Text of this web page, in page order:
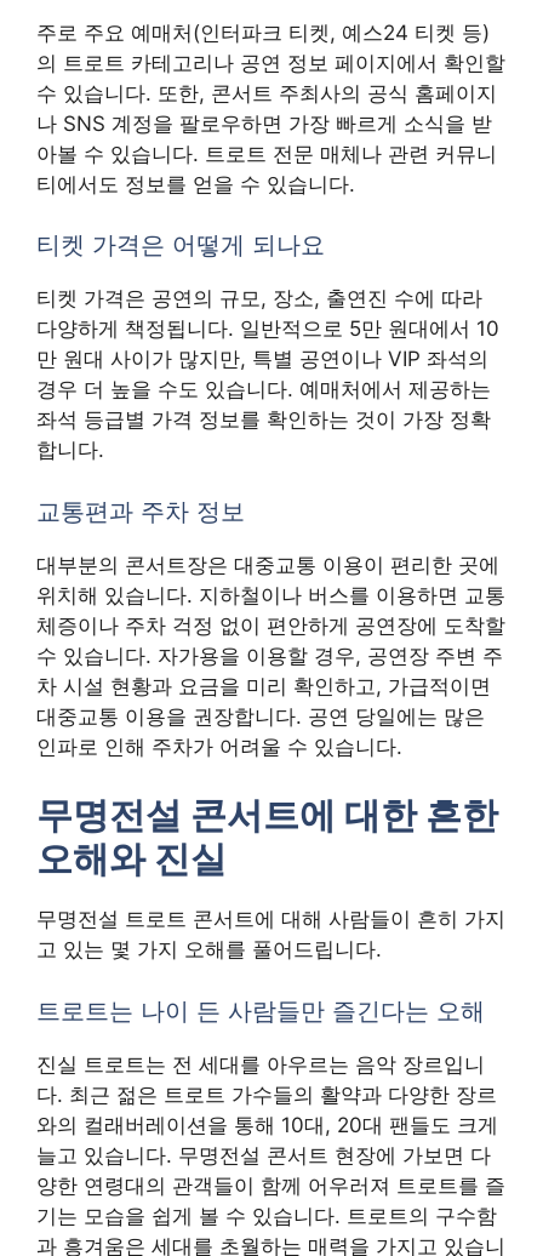
주로 주요 예매처(인터파크 티켓, 예스24 티켓 등)
의 트로트 카테고리나 공연 정보 페이지에서 확인할
수 있습니다. 또한, 콘서트 주최사의 공식 홈페이지
나 SNS 계정을 팔로우하면 가장 빠르게 소식을 받
아볼 수 있습니다. 트로트 전문 매체나 관련 커뮤니
티에서도 정보를 얻을 수 있습니다.
티켓 가격은 어떻게 되나요
티켓 가격은 공연의 규모, 장소, 출연진 수에 따라
다양하게 책정됩니다. 일반적으로 5만 원대에서 10
만 원대 사이가 많지만, 특별 공연이나 VIP 좌석의
경우 더 높을 수도 있습니다. 예매처에서 제공하는
좌석 등급별 가격 정보를 확인하는 것이 가장 정확
합니다.
교통편과 주차 정보
대부분의 콘서트장은 대중교통 이용이 편리한 곳에
위치해 있습니다. 지하철이나 버스를 이용하면 교통
체증이나 주차 걱정 없이 편안하게 공연장에 도착할
수 있습니다. 자가용을 이용할 경우, 공연장 주변 주
차 시설 현황과 요금을 미리 확인하고, 가급적이면
대중교통 이용을 권장합니다. 공연 당일에는 많은
인파로 인해 주차가 어려울 수 있습니다.
무명전설 콘서트에 대한 흔한
오해와 진실
무명전설 트로트 콘서트에 대해 사람들이 흔히 가지
고 있는 몇 가지 오해를 풀어드립니다.
트로트는 나이 든 사람들만 즐긴다는 오해
진실 트로트는 전 세대를 아우르는 음악 장르입니
다. 최근 젊은 트로트 가수들의 활약과 다양한 장르
와의 컬래버레이션을 통해 10대, 20대 팬들도 크게
늘고 있습니다. 무명전설 콘서트 현장에 가보면 다
양한 연령대의 관객들이 함께 어우러져 트로트를 즐
기는 모습을 쉽게 볼 수 있습니다. 트로트의 구수함
과 흥겨움은 세대를 초월하는 매력을 가지고 있습니